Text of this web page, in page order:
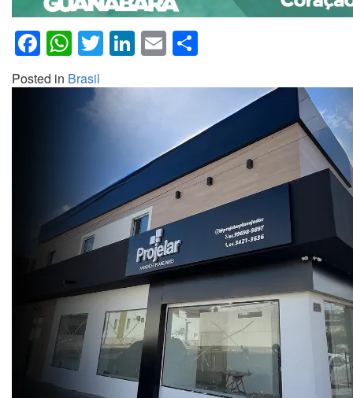
Facebook
WhatsApp
Twitter
LinkedIn
Email
Posted in Brasil